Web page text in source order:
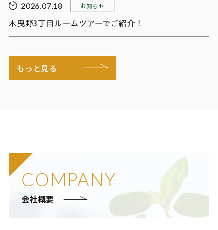
2026.07.18 お知らせ
木曳野3丁目ルームツアーでご紹介！
もっと見る
COMPANY
会社概要